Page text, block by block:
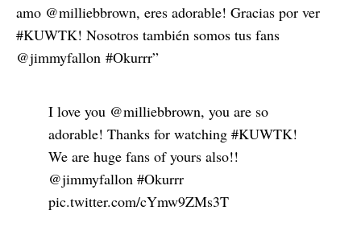
amo @milliebbrown, eres adorable! Gracias por ver
#KUWTK! Nosotros también somos tus fans
@jimmyfallon #Okurrr”
I love you @milliebbrown, you are so
adorable! Thanks for watching #KUWTK!
We are huge fans of yours also!!
@jimmyfallon #Okurrr
pic.twitter.com/cYmw9ZMs3T